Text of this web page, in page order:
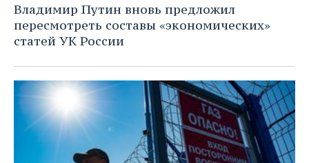
Владимир Путин вновь предложил
пересмотреть составы «экономических»
статей УК России